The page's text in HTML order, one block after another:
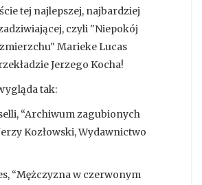
tej najlepszej, najbardziej
czyli "Niepokój
Marieke Lucas
Jerzego Kocha!
tak:
“Archiwum zagubionych
Kozłowski, Wydawnictwo
“Mężczyzna w czerwonym